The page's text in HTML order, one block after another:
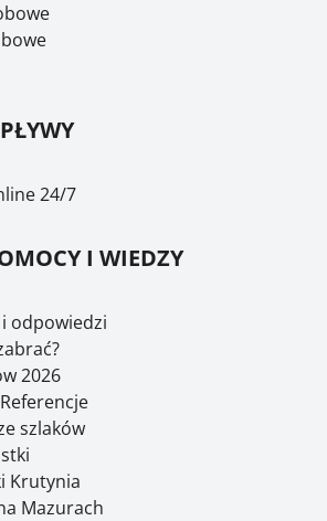
24/7
I WIEDZY
i odpowiedzi
2026
szlaków
Krutynia
Mazurach